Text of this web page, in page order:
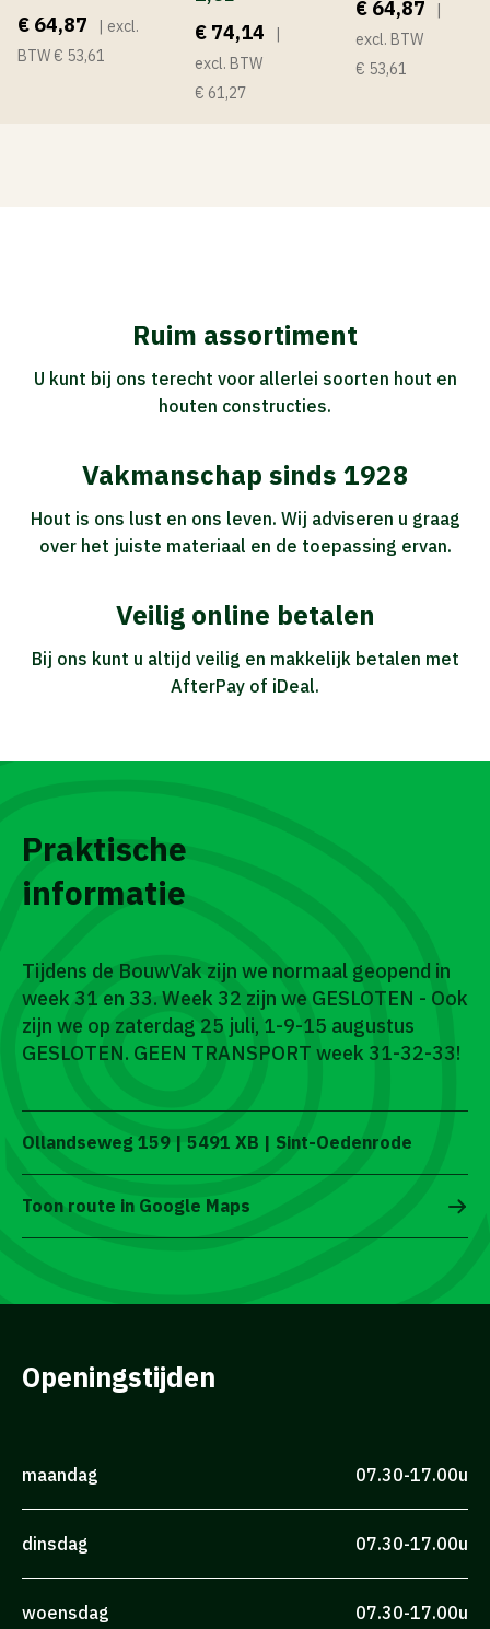
€ 64,87
| excl.
BTW € 53,61
€ 74,14
|
excl. BTW
€ 61,27
€ 64,87
|
excl. BTW
€ 53,61
Ruim assortiment
U kunt bij ons terecht voor allerlei soorten hout en
houten constructies.
Vakmanschap sinds 1928
Hout is ons lust en ons leven. Wij adviseren u graag
over het juiste materiaal en de toepassing ervan.
Veilig online betalen
Bij ons kunt u altijd veilig en makkelijk betalen met
AfterPay of iDeal.
Praktische
informatie
Tijdens de BouwVak zijn we normaal geopend in
week 31 en 33. Week 32 zijn we GESLOTEN - Ook
zijn we op zaterdag 25 juli, 1-9-15 augustus
GESLOTEN. GEEN TRANSPORT week 31-32-33!
Ollandseweg 159 | 5491 XB | Sint-Oedenrode
Toon route in Google Maps
Openingstijden
maandag 07.30-17.00u
dinsdag 07.30-17.00u
woensdag 07.30-17.00u